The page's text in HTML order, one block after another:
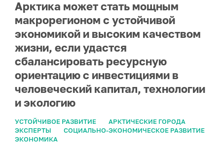
Арктика может стать мощным
макрорегионом с устойчивой
экономикой и высоким качеством
жизни, если удастся
сбалансировать ресурсную
ориентацию с инвестициями в
человеческий капитал, технологии
и экологию
УСТОЙЧИВОЕ РАЗВИТИЕ
АРКТИЧЕСКИЕ ГОРОДА
ЭКСПЕРТЫ
СОЦИАЛЬНО-ЭКОНОМИЧЕСКОЕ РАЗВИТИЕ
ЭКОНОМИКА